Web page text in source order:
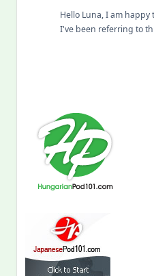
Hello Luna, I am
I've been referring to